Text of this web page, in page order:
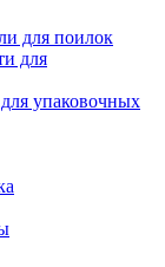
для поилок
упаковочных